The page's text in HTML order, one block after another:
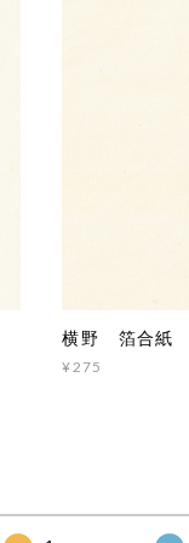
横野 箔合紙
¥275